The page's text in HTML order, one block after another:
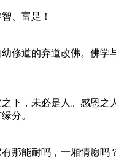
、富足！
道的弃道改佛。佛学
，未必是人。感恩之
分。
能耐吗，一厢情愿吗